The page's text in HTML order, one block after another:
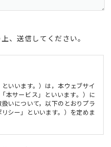
、送信してください。
いいます。）は，本ウェブサイ
本サービス」といいます。）に
いについて，以下のとおりプラ
シー」といいます。）を定めま